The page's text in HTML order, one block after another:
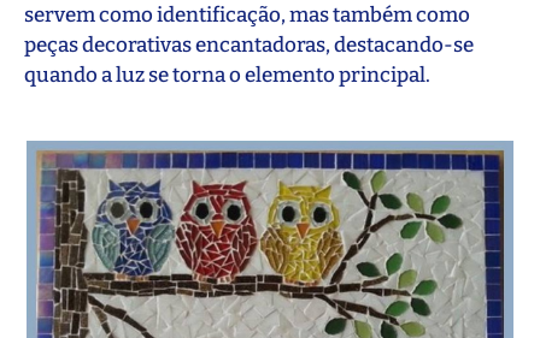
servem como identificação, mas também como
peças decorativas encantadoras, destacando-se
quando a luz se torna o elemento principal.